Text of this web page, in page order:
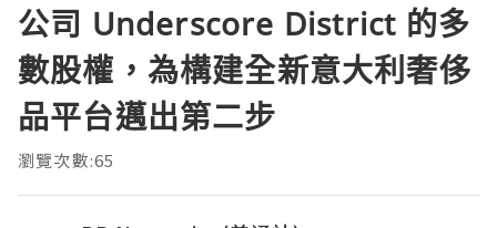
公司 Underscore District 的多
數股權，為構建全新意大利奢侈
品平台邁出第二步
瀏覽次數:65